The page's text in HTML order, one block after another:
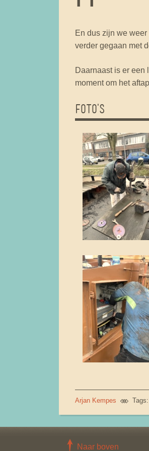
En dus zijn we
verder gegaan met
Daarnaast is er een
moment om het
FOTO'S
Arjan Kempes Tags:
Naar boven